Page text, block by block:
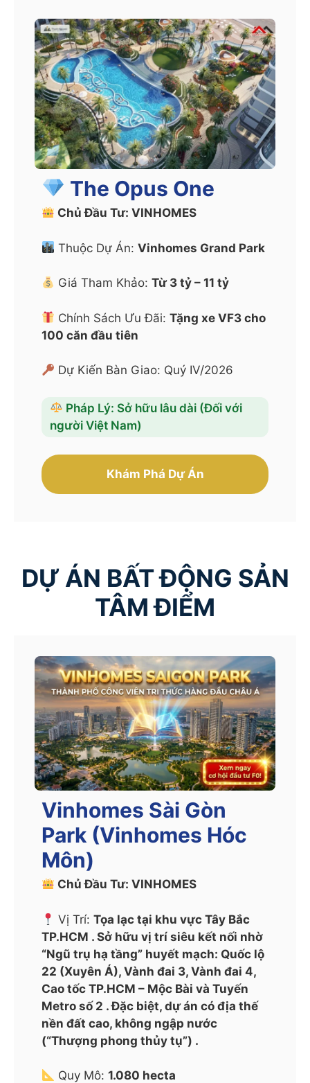
The Opus One
Chủ Đầu Tư: VINHOMES
Thuộc Dự Án:Vinhomes Grand Park
Giá Tham Khảo:Từ 3 tỷ – 11 tỷ
Chính Sách Ưu Đãi:Tặng xe VF3 cho
100 căn đầu tiên
Dự Kiến Bàn Giao: Quý IV/2026
Pháp Lý: Sở hữu lâu dài (Đối với
người Việt Nam)
Khám Phá Dự Án
DỰ ÁN BẤT ĐỘNG SẢN
TÂM ĐIỂM
Vinhomes Sài Gòn
Park (Vinhomes Hóc
Môn)
Chủ Đầu Tư: VINHOMES
Vị Trí:Tọa lạc tại khu vực Tây Bắc
TP.HCM . Sở hữu vị trí siêu kết nối nhờ
“Ngũ trụ hạ tầng” huyết mạch: Quốc lộ
22 (Xuyên Á), Vành đai 3, Vành đai 4,
Cao tốc TP.HCM – Mộc Bài và Tuyến
Metro số 2 . Đặc biệt, dự án có địa thế
nền đất cao, không ngập nước
(“Thượng phong thủy tụ”) .
Quy Mô:1.080 hecta